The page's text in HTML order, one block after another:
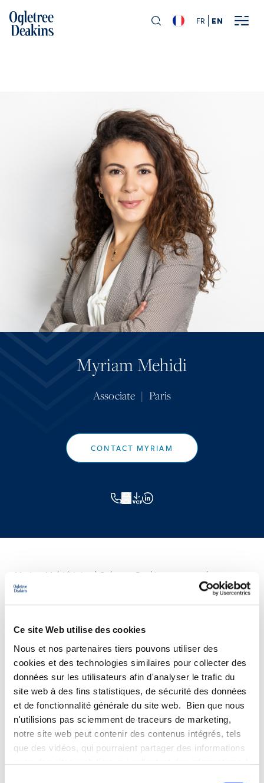
Ce site Web utilise des cookies
Nous et nos partenaires tiers pouvons utiliser des
cookies et des technologies similaires pour collecter des
données sur les utilisateurs afin d'analyser le trafic du
site web à des fins statistiques, de sécurité des données
et de fonctionnalité générale du site web. Bien que nous
n'utilisions pas sciemment de traceurs de marketing,
notre site web peut contenir des contenus intégrés, tels
que des vidéos, qui pourraient partager des informations
FR EN
Myriam Mehidi
Associate |Paris
CONTACT MYRIAM
VCF
Myriam Mehidi joined Ogletree Deakins as an employment
lawyer in 2022.
She assists French and international clients in resolving
their employment relationships.
She also assists employers before the courts and
administrative tribunals in collective and individual litigation.
Prior to joining Ogletree Deakins, she completed her training
at the Pôle Social de la Cour d’Appel de Paris and worked as
an employment lawyer for a French postal, banking and
insurance group.